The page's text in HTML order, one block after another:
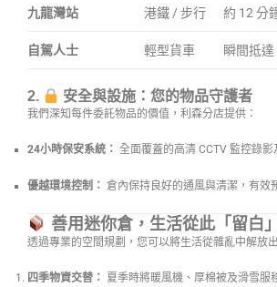
九龍灣站 港鐵 / 步行 約 12 分
自駕人士 輕型貨車 瞬間抵達
2. 安全與設施：您的物品守護者
我們深知每件委託物品的價值，利森分店提供：
24小時保安系統： 全面覆蓋的高清 CCTV 監控錄
優越環境控制： 倉內保持良好的通風與清潔，有效
善用迷你倉，生活從此「留白」
透過專業的空間規劃，您可以將生活從雜亂中解放
四季物資交替： 夏季時將暖風機、厚棉被及滑雪服